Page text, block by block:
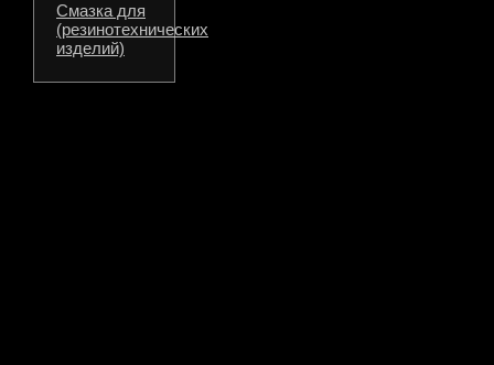
Смазка для
(резинотехнических
изделий)